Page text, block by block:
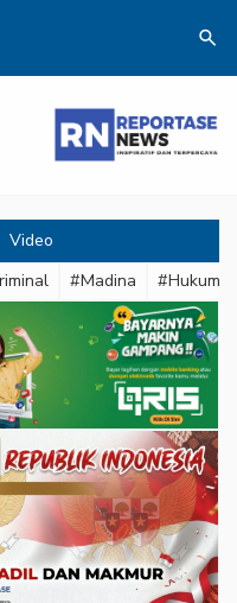
search
Video
#Madina #Hukum